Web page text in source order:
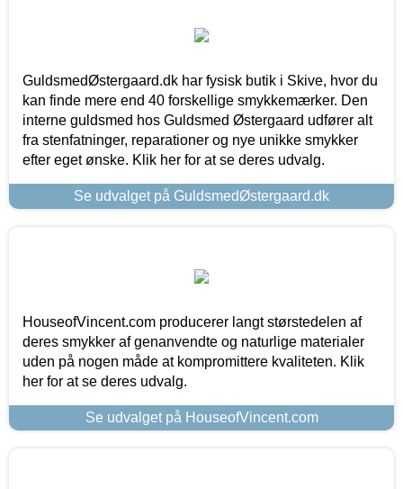
GuldsmedØstergaard.dk har fysisk butik i Skive, hvor du
kan finde mere end 40 forskellige smykkemærker. Den
interne guldsmed hos Guldsmed Østergaard udfører alt
fra stenfatninger, reparationer og nye unikke smykker
efter eget ønske. Klik her for at se deres udvalg.
Se udvalget på GuldsmedØstergaard.dk
HouseofVincent.com producerer langt størstedelen af
deres smykker af genanvendte og naturlige materialer
uden på nogen måde at kompromittere kvaliteten. Klik
her for at se deres udvalg.
Se udvalget på HouseofVincent.com